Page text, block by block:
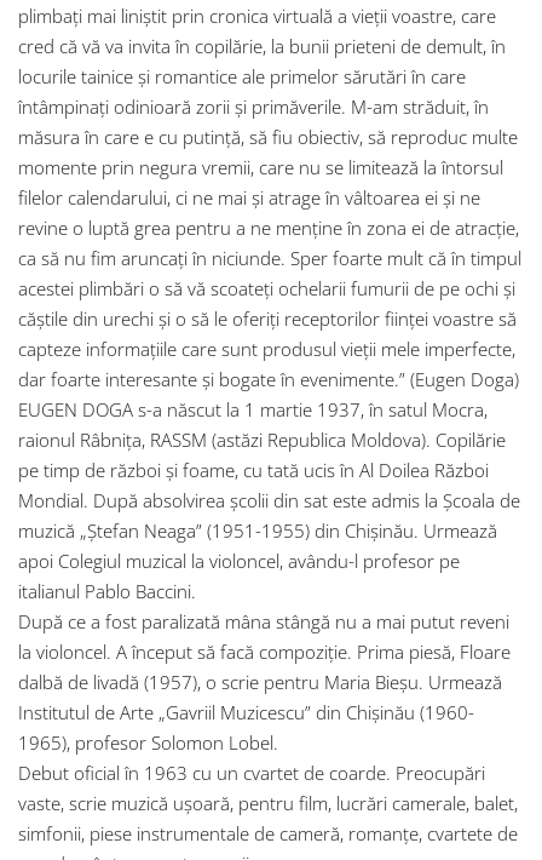
plimbați mai liniștit prin cronica virtuală a vieții voastre, care
cred că vă va invita în copilărie, la bunii prieteni de demult, în
locurile tainice și romantice ale primelor sărutări în care
întâmpinați odinioară zorii și primăverile. M-am străduit, în
măsura în care e cu putință, să fiu obiectiv, să reproduc multe
momente prin negura vremii, care nu se limitează la întorsul
filelor calendarului, ci ne mai și atrage în vâltoarea ei și ne
revine o luptă grea pentru a ne menține în zona ei de atracție,
ca să nu fim aruncați în niciunde. Sper foarte mult că în timpul
acestei plimbări o să vă scoateți ochelarii fumurii de pe ochi și
căștile din urechi și o să le oferiți receptorilor ființei voastre să
capteze informațiile care sunt produsul vieții mele imperfecte,
dar foarte interesante și bogate în evenimente.” (Eugen Doga)
EUGEN DOGA s-a născut la 1 martie 1937, în satul Mocra,
raionul Râbnița, RASSM (astăzi Republica Moldova). Copilărie
pe timp de război și foame, cu tată ucis în Al Doilea Război
Mondial. După absolvirea școlii din sat este admis la Școala de
muzică „Ștefan Neaga” (1951-1955) din Chișinău. Urmează
apoi Colegiul muzical la violoncel, avându-l profesor pe
italianul Pablo Baccini.
După ce a fost paralizată mâna stângă nu a mai putut reveni
la violoncel. A început să facă compoziție. Prima piesă, Floare
dalbă de livadă (1957), o scrie pentru Maria Bieșu. Urmează
Institutul de Arte „Gavriil Muzicescu” din Chișinău (1960-
1965), profesor Solomon Lobel.
Debut oficial în 1963 cu un cvartet de coarde. Preocupări
vaste, scrie muzică ușoară, pentru film, lucrări camerale, balet,
simfonii, piese instrumentale de cameră, romanțe, cvartete de